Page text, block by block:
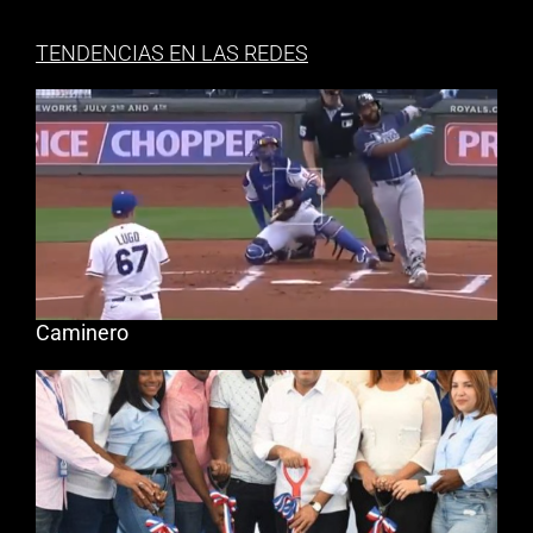
TENDENCIAS EN LAS REDES
Caminero